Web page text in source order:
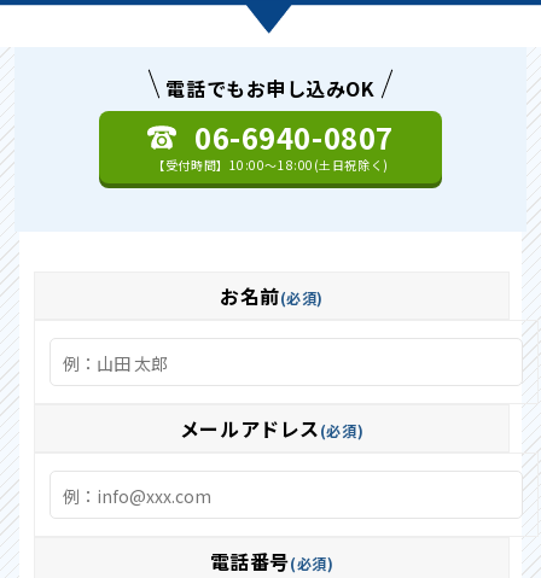
電話でもお申し込みOK
06-6940-0807
【受付時間】10:00〜18:00(土日祝除く)
お名前 必須
メールアドレス 必須
電話番号 必須